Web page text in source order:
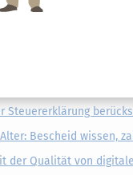
und Soziales
und
Vorsorge nicht nur für
Steuererklärung
Bescheid wissen,
der Qualität von